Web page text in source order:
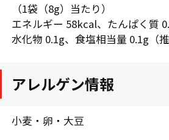
（1袋（8g）当たり）
エネルギー 58kcal、たんぱく質
水化物 0.1g、食塩相当量 0.1g（推
アレルゲン情報
小麦・卵・大豆